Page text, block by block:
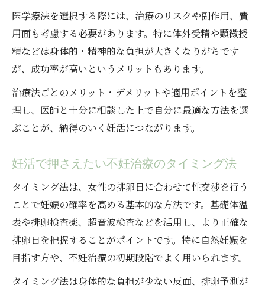
医学療法を選択する際には、治療のリスクや副作用、費
用面も考慮する必要があります。特に体外受精や顕微授
精などは身体的・精神的な負担が大きくなりがちです
が、成功率が高いというメリットもあります。
治療法ごとのメリット・デメリットや適用ポイントを整
理し、医師と十分に相談した上で自分に最適な方法を選
ぶことが、納得のいく妊活につながります。
妊活で押さえたい不妊治療のタイミング法
タイミング法は、女性の排卵日に合わせて性交渉を行う
ことで妊娠の確率を高める基本的な方法です。基礎体温
表や排卵検査薬、超音波検査などを活用し、より正確な
排卵日を把握することがポイントです。特に自然妊娠を
目指す方や、不妊治療の初期段階でよく用いられます。
タイミング法は身体的な負担が少ない反面、排卵予測が